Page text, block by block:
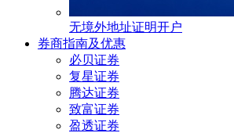
无境外地址证明开户
券商指南及优惠
必贝证券
复星证券
腾达证券
致富证券
盈透证券